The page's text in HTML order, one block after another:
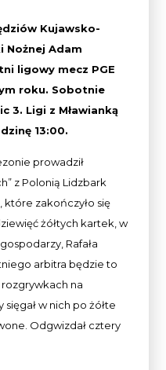
Kujawsko-
Nożnej Adam
ligowy mecz PGE
roku. Sobotnie
3. Ligi z Mławianką
13:00.
prowadził
z Polonią Lidzbark
które zakończyło się
żółtych kartek, w
Rafała
arbitra będzie to
na
w nich po żółte
Odgwizdał cztery